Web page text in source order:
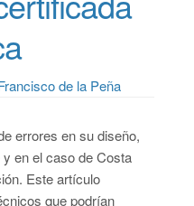
de la Peña
errores en su diseño,
en el caso de Costa
Este artículo
que podrían